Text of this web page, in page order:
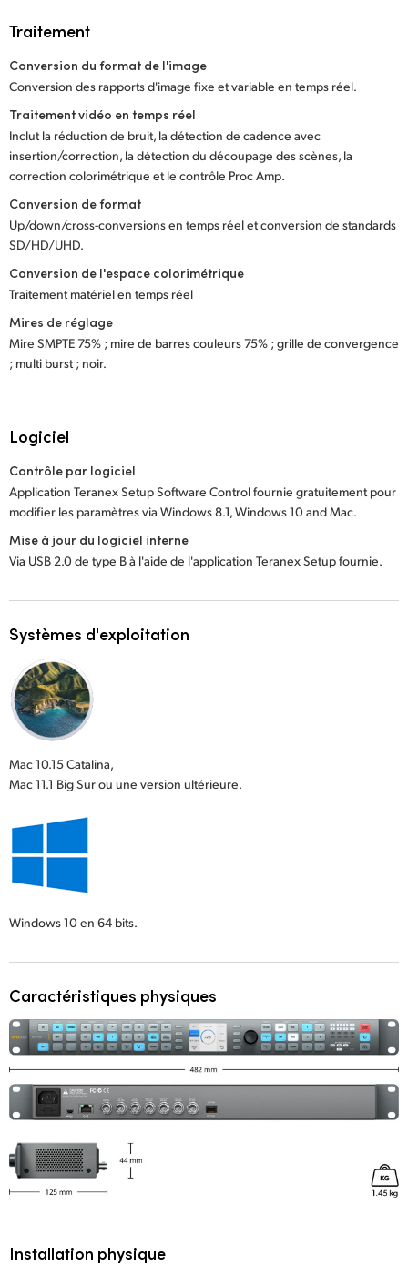
Traitement
Conversion du format de l'image
Conversion des rapports d'image fixe et variable en temps réel.
Traitement vidéo en temps réel
Inclut la réduction de bruit, la détection de cadence avec
insertion/correction, la détection du découpage des scènes, la
correction colorimétrique et le contrôle Proc Amp.
Conversion de format
Up/down/cross-conversions en temps réel et conversion de standards
SD/HD/UHD.
Conversion de l'espace colorimétrique
Traitement matériel en temps réel
Mires de réglage
Mire SMPTE 75% ; mire de barres couleurs 75% ; grille de convergence
; multi burst ; noir.
Logiciel
Contrôle par logiciel
Application Teranex Setup Software Control fournie gratuitement pour
modifier les paramètres via Windows 8.1, Windows 10 and Mac.
Mise à jour du logiciel interne
Via USB 2.0 de type B à l'aide de l'application Teranex Setup fournie.
Systèmes d'exploitation
Mac 10.15 Catalina,
Mac 11.1 Big Sur ou une version ultérieure.
Windows 10 en 64 bits.
Caractéristiques physiques
Installation physique